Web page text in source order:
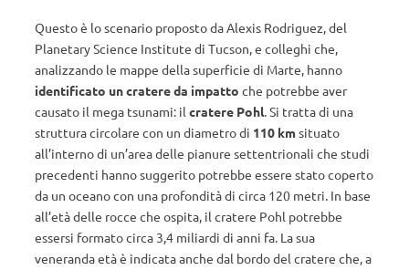
Questo è lo scenario proposto da Alexis Rodriguez, del
Planetary Science Institute di Tucson, e colleghi che,
analizzando le mappe della superficie di Marte, hanno
identificato un cratere da impatto che potrebbe aver
causato il mega tsunami: il cratere Pohl. Si tratta di una
struttura circolare con un diametro di 110 kmsituato
all’interno di un’area delle pianure settentrionali che studi
precedenti hanno suggerito potrebbe essere stato coperto
da un oceano con una profondità di circa 120 metri. In base
all’età delle rocce che ospita, il cratere Pohl potrebbe
essersi formato circa 3,4 miliardi di anni fa. La sua
veneranda età è indicata anche dal bordo del cratere che, a